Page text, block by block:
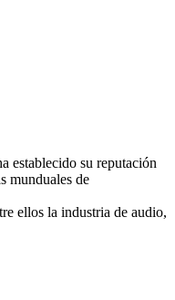
establecido su reputación
munduales de
ellos la industria de audio,